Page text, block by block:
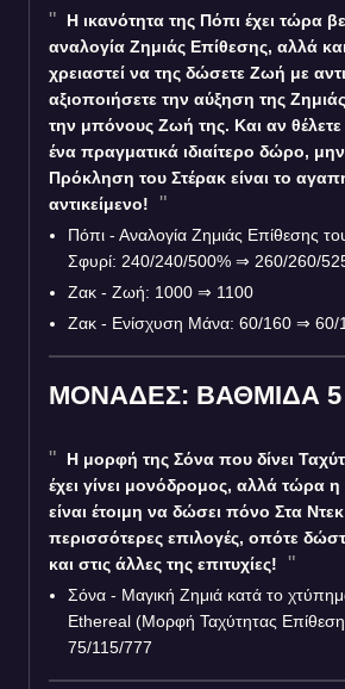
Η ικανότητα της Πόπι έχει τώρα
αναλογία Ζημιάς Επίθεσης, αλλά
χρειαστεί να της δώσετε Ζωή με
αξιοποιήσετε την αύξηση της
την μπόνους Ζωή της. Και αν θέλετε
ένα πραγματικά ιδιαίτερο δώρο, μην
Πρόκληση του Στέρακ είναι το
αντικείμενο!
Πόπι - Αναλογία Ζημιάς Επίθεσης
Σφυρί: 240/240/500% ⇒ 260/260/
Ζακ - Ζωή: 1000 ⇒ 1100
Ζακ - Ενίσχυση Μάνα: 60/160 ⇒ 60/
ΜΟΝΑΔΕΣ: ΒΑΘΜΙΔΑ 5
Η μορφή της Σόνα που δίνει
έχει γίνει μονόδρομος, αλλά τώρα
είναι έτοιμη να δώσει πόνο Στα
περισσότερες επιλογές, οπότε
και στις άλλες της επιτυχίες!
Σόνα - Μαγική Ζημιά κατά το
Ethereal (Μορφή Ταχύτητας
75/115/777